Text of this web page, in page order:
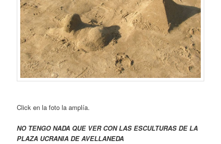
Click en la foto la amplía.
NO TENGO NADA QUE VER CON LAS ESCULTURAS DE LA
PLAZA UCRANIA DE AVELLANEDA